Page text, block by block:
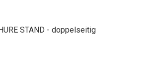
STAND - doppelseitig